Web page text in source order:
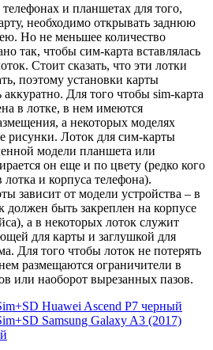
и планшетах для того,
необходимо открывать заднюю
Но не меньшее количество
так, чтобы сим-карта вставлялась
Стоит сказать, что эти лотки
поэтому установки карты
Для того чтобы sim-карта
в лотке, в нем имеются
а некоторых моделях
рисунки. Лоток для сим-карты
модели планшета или
он еще и по цвету (редко кого
и корпуса телефона).
зависит от модели устройства – в
должен быть закреплен на корпусе
а в некоторых лоток служит
для карты и заглушкой для
Для того чтобы лоток не потерять
размещаются ограничители в
или наоборот вырезанных пазов.
Huawei Ascend P7 черный
Samsung Galaxy A3 (2017)